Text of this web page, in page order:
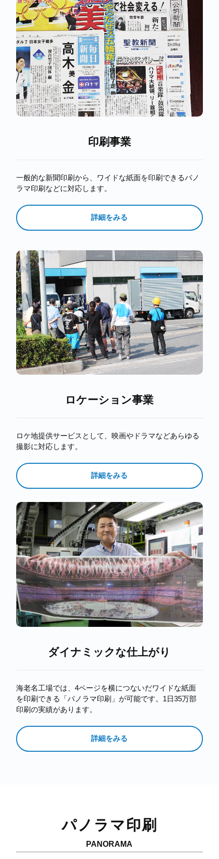
印刷事業
一般的な新聞印刷から、ワイドな紙面を印刷できるパノ
ラマ印刷などに対応します。
詳細をみる
ロケーション事業
ロケ地提供サービスとして、映画やドラマなどあらゆる
撮影に対応します。
詳細をみる
ダイナミックな仕上がり
海老名工場では、4ページを横につないだワイドな紙面
を印刷できる「パノラマ印刷」が可能です。1日35万部
印刷の実績があります。
詳細をみる
パノラマ印刷
PANORAMA